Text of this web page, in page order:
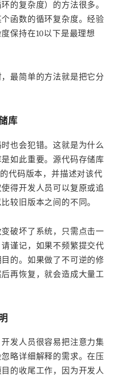
的复杂度）的方法很多。
函数的循环复杂度。经验
保持在10以下是最理想
最简单的方法就是把它分
库
也会犯错。这就是为什么
如此重要。源代码存储库
代码版本，并描述对该代
得开发人员可以复原或追
较旧版本之间的不同。
破坏了系统，只需点击一
谨记，如果不频繁提交代
的。如果做了不可逆的修
再恢复，就会造成大量工
发人员很容易把注意力集
略详细解释的需求。在压
的收尾工作，因为开发人